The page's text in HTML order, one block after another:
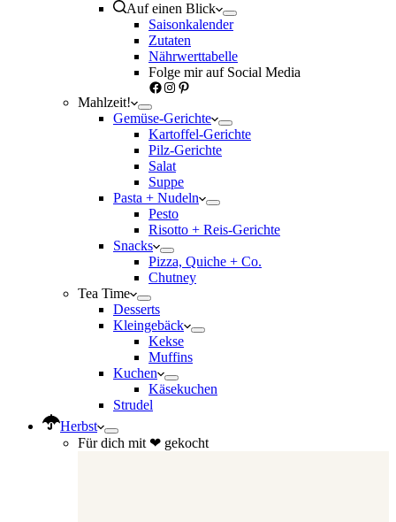
Auf einen Blick
Saisonkalender
Zutaten
Nährwerttabelle
Folge mir auf Social Media
Facebook
Instagram
Pinterest
Mahlzeit!
Gemüse-Gerichte
Kartoffel-Gerichte
Pilz-Gerichte
Salat
Suppe
Pasta + Nudeln
Pesto
Risotto + Reis-Gerichte
Snacks
Pizza, Quiche + Co.
Chutney
Tea Time
Desserts
Kleingebäck
Kekse
Muffins
Kuchen
Käsekuchen
Strudel
Herbst
Für dich mit ❤ gekocht